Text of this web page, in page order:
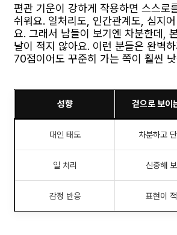
편관 기운이 강하게 작용하면 스스로
쉬워요. 일처리도, 인간관계도, 심지
요. 그래서 남들이 보기엔 차분한데,
날이 적지 않아요. 이런 분들은 완벽
70점이어도 꾸준히 가는 쪽이 훨씬
성향 겉으로 보이
대인 태도 차분하고
일 처리 신중해
감정 반응 표현이